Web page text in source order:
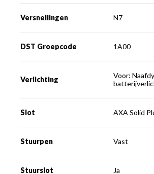
Versnellingen N7
DST Groepcode 1A00
Verlichting
Voor:
Slot AXA Solid
Stuurpen Vast
Stuurslot Ja